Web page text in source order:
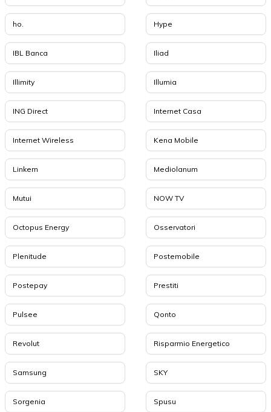
ho. Hype
IBL Banca Iliad
Illimity Illumia
ING Direct Internet Casa
Internet Wireless Kena Mobile
Linkem Mediolanum
Mutui NOW TV
Octopus Energy Osservatori
Plenitude Postemobile
Postepay Prestiti
Pulsee Qonto
Revolut Risparmio Energetico
Samsung SKY
Sorgenia Spusu